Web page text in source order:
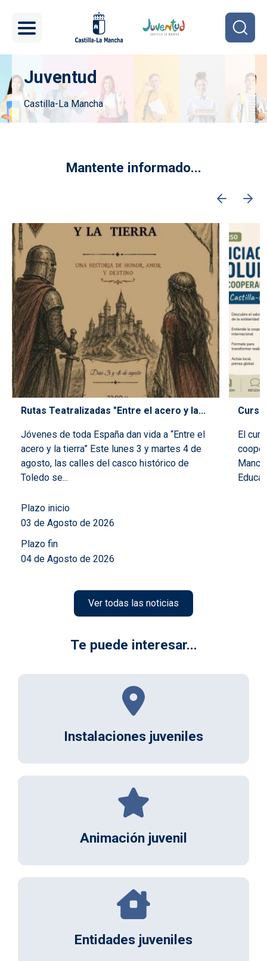
Juventud
Castilla-La Mancha
Imagen
Mantente informado...
Rutas Teatralizadas "Entre el acero y la...
Jóvenes de toda España dan vida a “Entre el
acero y la tierra” Este lunes 3 y martes 4 de
agosto, las calles del casco histórico de
Toledo se...
Plazo inicio
03 de Agosto de 2026
Plazo fin
04 de Agosto de 2026
El
Ver todas las noticias
Te puede interesar...
Instalaciones juveniles
Animación juvenil
Entidades juveniles